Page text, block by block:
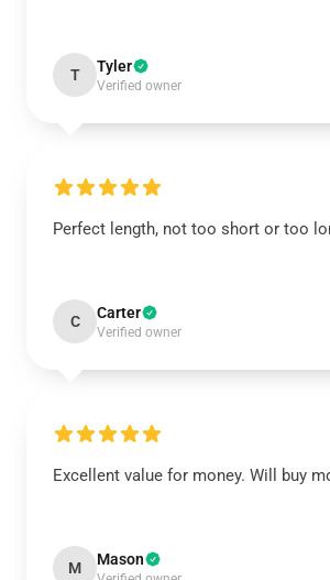
T Tyler
Verified owner
Perfect length, not too short or too
C Carter
Verified owner
Excellent value for money. Will buy
M Mason